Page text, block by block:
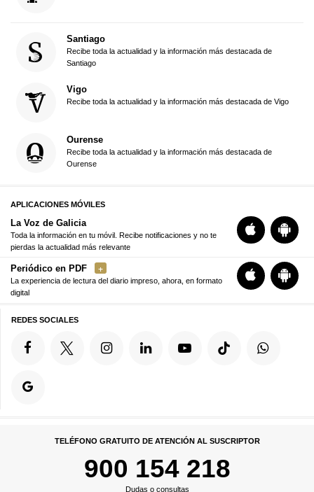
Santiago
Recibe toda la actualidad y la información más destacada de
Santiago
Vigo
Recibe toda la actualidad y la información más destacada de Vigo
Ourense
Recibe toda la actualidad y la información más destacada de
Ourense
APLICACIONES MÓVILES
La Voz de Galicia
Toda la información en tu móvil. Recibe notificaciones y no te
pierdas la actualidad más relevante
Periódico en PDF
La experiencia de lectura del diario impreso, ahora, en formato
digital
REDES SOCIALES
TELÉFONO GRATUITO DE ATENCIÓN AL SUSCRIPTOR
900 154 218
Dudas o consultas